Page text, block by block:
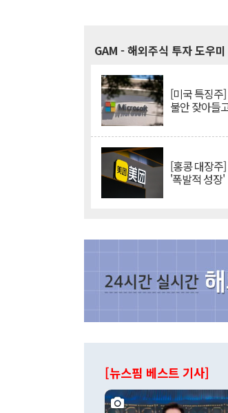
GAM - 해외주식 투자 도우미
[미국 특징주
불안 잦아들
[홍콩 대장
'폭발적 성장'
[뉴스핌 베스트 기사]